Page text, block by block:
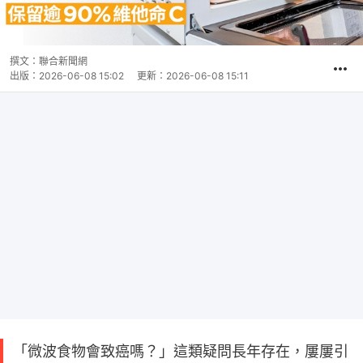
撰文： 聯合新聞網
出版： 2026-06-08 15:02 更新： 2026-06-08 15:11
「微波食物會致癌嗎？」這類疑問長年存在，屢屢引